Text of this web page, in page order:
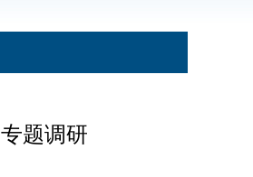
题调研